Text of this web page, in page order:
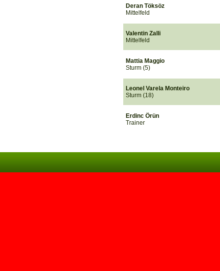
Deran Töksöz
Mittelfeld
Valentin Zalli
Mittelfeld
Mattia Maggio
Sturm (5)
Leonel Varela Monteiro
Sturm (18)
Erdinc Örün
Trainer